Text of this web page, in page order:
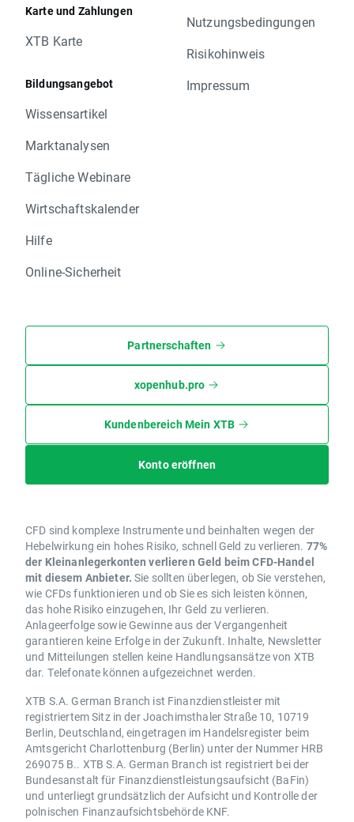
Karte und Zahlungen
XTB Karte
Bildungsangebot
Wissensartikel
Marktanalysen
Tägliche Webinare
Wirtschaftskalender
Hilfe
Online-Sicherheit
Nutzungsbedingungen
Risikohinweis
Impressum
Partnerschaften
xopenhub.pro
Kundenbereich Mein XTB
Konto eröffnen
CFD sind komplexe Instrumente und beinhalten wegen der
Hebelwirkung ein hohes Risiko, schnell Geld zu verlieren. 77%
der Kleinanlegerkonten verlieren Geld beim CFD-Handel
mit diesem Anbieter. Sie sollten überlegen, ob Sie verstehen,
wie CFDs funktionieren und ob Sie es sich leisten können,
das hohe Risiko einzugehen, Ihr Geld zu verlieren.
Anlageerfolge sowie Gewinne aus der Vergangenheit
garantieren keine Erfolge in der Zukunft. Inhalte, Newsletter
und Mitteilungen stellen keine Handlungsansätze von XTB
dar. Telefonate können aufgezeichnet werden.
XTB S.A. German Branch ist Finanzdienstleister mit
registriertem Sitz in der Joachimsthaler Straße 10, 10719
Berlin, Deutschland, eingetragen im Handelsregister beim
Amtsgericht Charlottenburg (Berlin) unter der Nummer HRB
269075 B.. XTB S.A. German Branch ist registriert bei der
Bundesanstalt für Finanzdienstleistungsaufsicht (BaFin)
und unterliegt grundsätzlich der Aufsicht und Kontrolle der
polnischen Finanzaufsichtsbehörde KNF.